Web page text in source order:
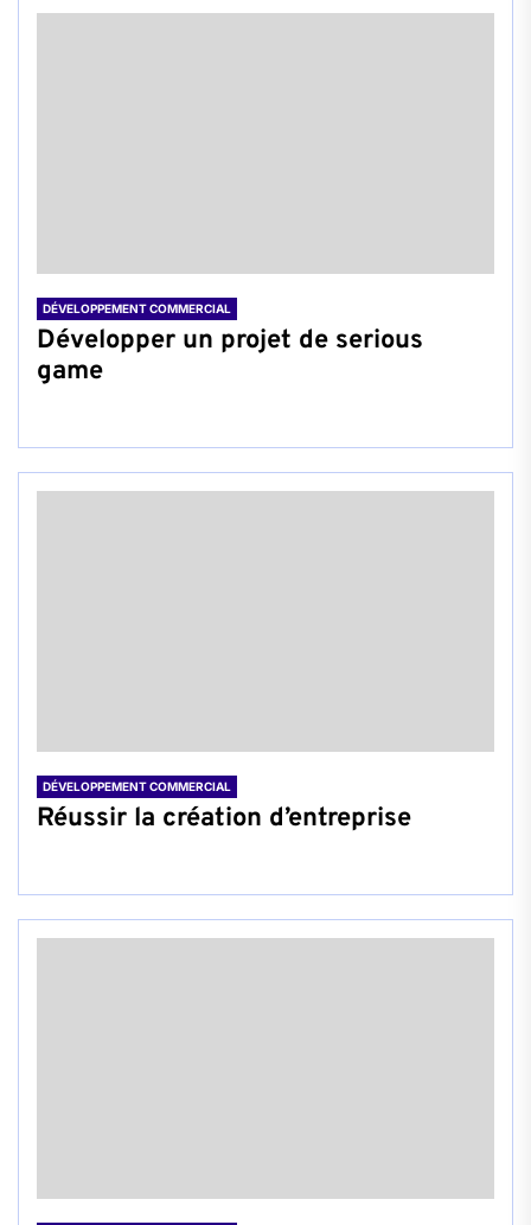
DÉVELOPPEMENT COMMERCIAL
Développer un projet de serious
game
DÉVELOPPEMENT COMMERCIAL
Réussir la création d’entreprise